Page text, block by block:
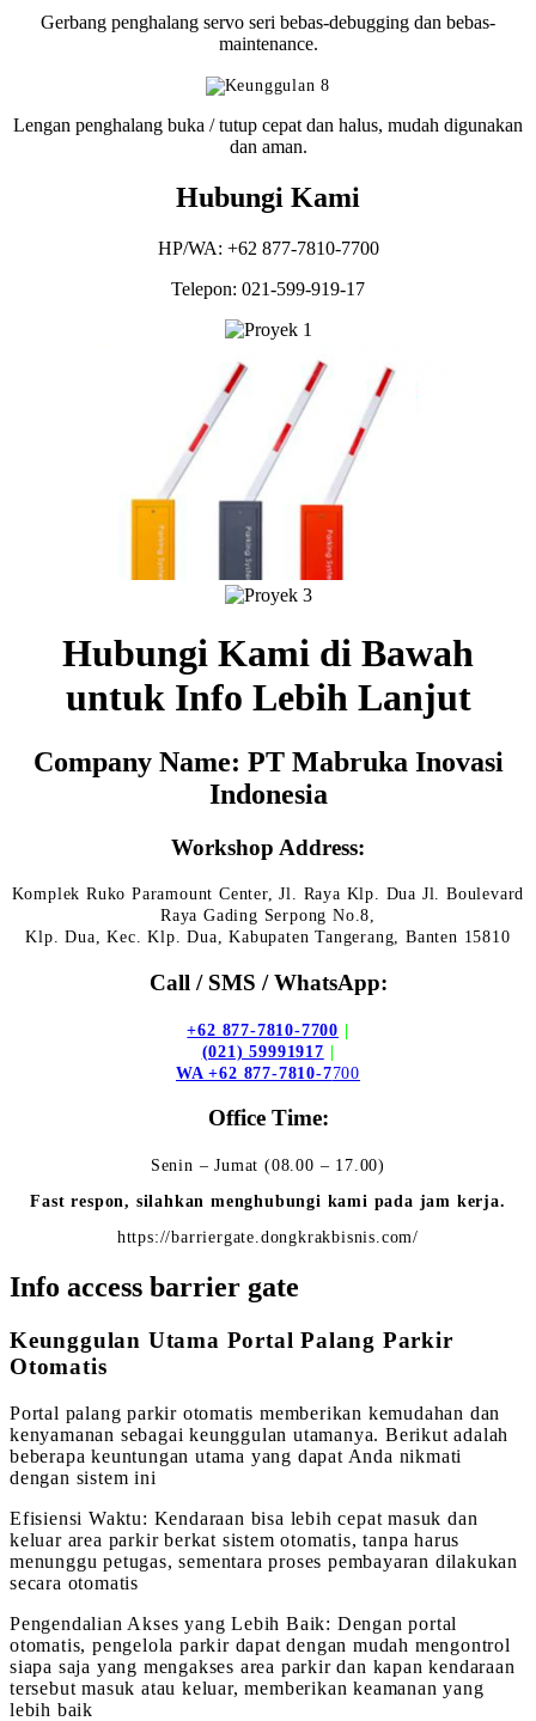
Gerbang penghalang servo seri bebas-debugging dan bebas-
maintenance.
Lengan penghalang buka / tutup cepat dan halus, mudah digunakan
dan aman.
Hubungi Kami
HP/WA: +62 877-7810-7700
Telepon: 021-599-919-17
Hubungi Kami di Bawah
untuk Info Lebih Lanjut
Company Name: PT Mabruka Inovasi
Indonesia
Workshop Address:
Komplek Ruko Paramount Center, Jl. Raya Klp. Dua Jl. Boulevard
Raya Gading Serpong No.8,
Klp. Dua, Kec. Klp. Dua, Kabupaten Tangerang, Banten 15810
Call / SMS / WhatsApp:
+62 877-7810-7700 |
(021) 59991917 |
WA +62 877-7810-7700
Office Time:
Senin – Jumat (08.00 – 17.00)
Fast respon, silahkan menghubungi kami pada jam kerja.
https://barriergate.dongkrakbisnis.com/
Info access barrier gate
Keunggulan Utama Portal Palang Parkir
Otomatis
Portal palang parkir otomatis memberikan kemudahan dan
kenyamanan sebagai keunggulan utamanya. Berikut adalah
beberapa keuntungan utama yang dapat Anda nikmati
dengan sistem ini
Efisiensi Waktu: Kendaraan bisa lebih cepat masuk dan
keluar area parkir berkat sistem otomatis, tanpa harus
menunggu petugas, sementara proses pembayaran dilakukan
secara otomatis
Pengendalian Akses yang Lebih Baik: Dengan portal
otomatis, pengelola parkir dapat dengan mudah mengontrol
siapa saja yang mengakses area parkir dan kapan kendaraan
tersebut masuk atau keluar, memberikan keamanan yang
lebih baik